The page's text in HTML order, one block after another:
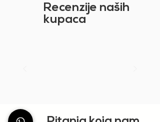
Recenzije naših
kupaca